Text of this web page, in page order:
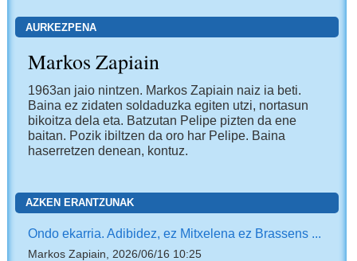
AURKEZPENA
Markos Zapiain
1963an jaio nintzen. Markos Zapiain naiz ia beti.
Baina ez zidaten soldaduzka egiten utzi, nortasun
bikoitza dela eta. Batzutan Pelipe pizten da ene
baitan. Pozik ibiltzen da oro har Pelipe. Baina
haserretzen denean, kontuz.
AZKEN ERANTZUNAK
Ondo ekarria. Adibidez, ez Mitxelena ez Brassens ...
Markos Zapiain, 2026/06/16 10:25